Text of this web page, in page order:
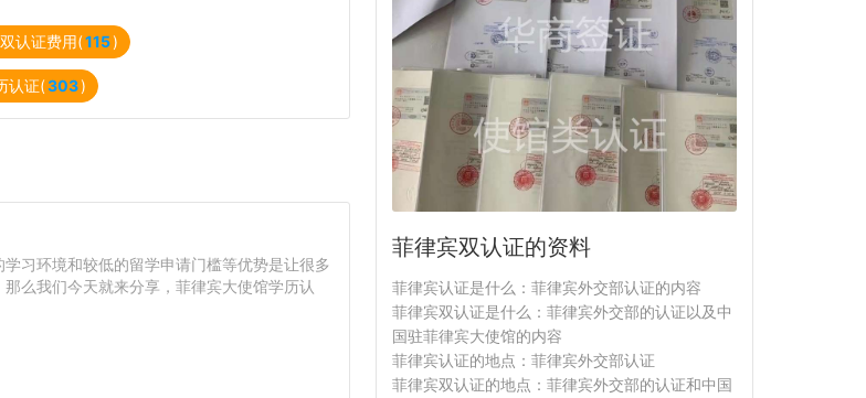
认证费用(115)
认证(303)
习环境和较低的留学申请门槛等优势是让很多
么我们今天就来分享，菲律宾大使馆学历认
菲律宾双认证的资料
菲律宾认证是什么：菲律宾外交部认证的内容
菲律宾双认证是什么：菲律宾外交部的认证以及中
国驻菲律宾大使馆的内容
菲律宾认证的地点：菲律宾外交部认证
菲律宾双认证的地点：菲律宾外交部的认证和中国